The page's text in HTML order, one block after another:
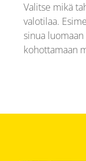
Valitse mikä
valotilaa.
sinua
kohottamaan